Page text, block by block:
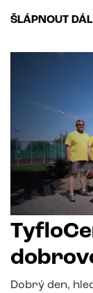
ŠLÁPNOUT
Dobrý den,